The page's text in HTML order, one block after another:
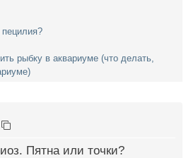
рыбку в аквариуме (что делать,
Пятна или точки?